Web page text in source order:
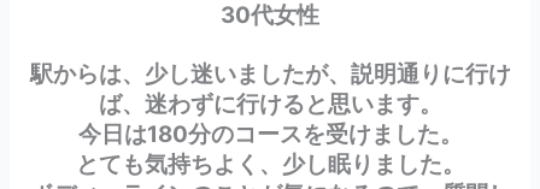
30代女性
駅からは、少し迷いましたが、説明通りに行け
ば、迷わずに行けると思います。
今日は180分のコースを受けました。
とても気持ちよく、少し眠りました。